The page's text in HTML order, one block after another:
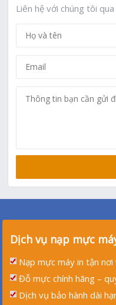
Liên hệ với chúng tôi
Dịch vụ nạp mực
Nạp mực máy in tận
Đỗ mực chính hãng –
Dịch vụ bảo hành dài